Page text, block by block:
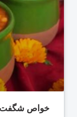
خواص